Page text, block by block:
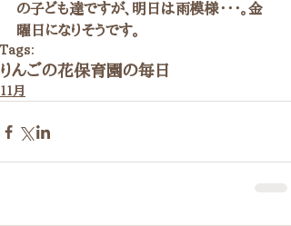
の子ども達ですが、明日は雨模様・・・。金
曜日になりそうです。
Tags:
りんごの花保育園の毎日
１１月